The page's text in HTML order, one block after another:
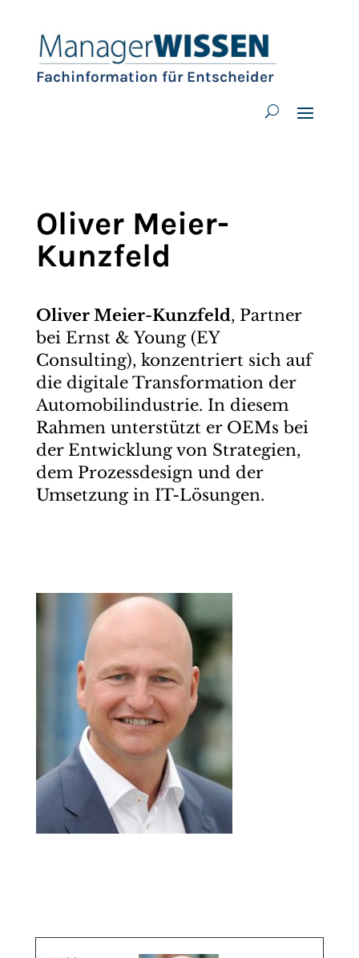
Fachinformation für Entscheider
Oliver Meier-
Kunzfeld
Oliver Meier-Kunzfeld, Partner
bei Ernst & Young (EY
Consulting), konzentriert sich auf
die digitale Transformation der
Automobilindustrie. In diesem
Rahmen unterstützt er OEMs bei
der Entwicklung von Strategien,
dem Prozessdesign und der
Umsetzung in IT-Lösungen.